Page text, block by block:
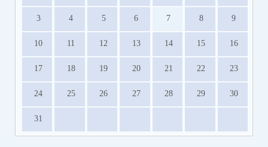
3 4 5 6 7 8 9
10 11 12 13 14 15 16
17 18 19 20 21 22 23
24 25 26 27 28 29 30
31